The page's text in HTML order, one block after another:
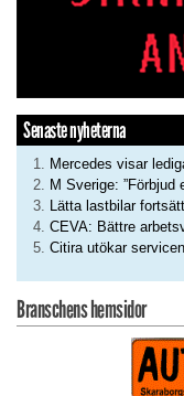
Senaste nyheterna
Mercedes visar
M Sverige: ”Förbjud
Lätta lastbilar
CEVA: Bättre
Citira utökar
Branschens hemsidor